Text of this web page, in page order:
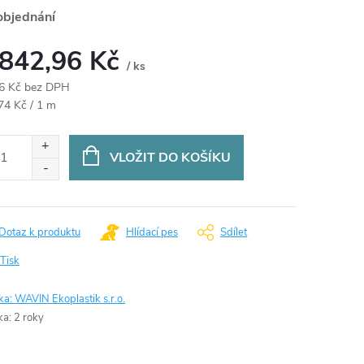
Kč / ks
Kč bez DPH
Kč / 1 m
VLOŽIT DO KOŠÍKU
Tisk
Dotaz k produktu Hlídací pes Sdílet
WAVIN Ekoplastik s.r.o.
: 2 roky